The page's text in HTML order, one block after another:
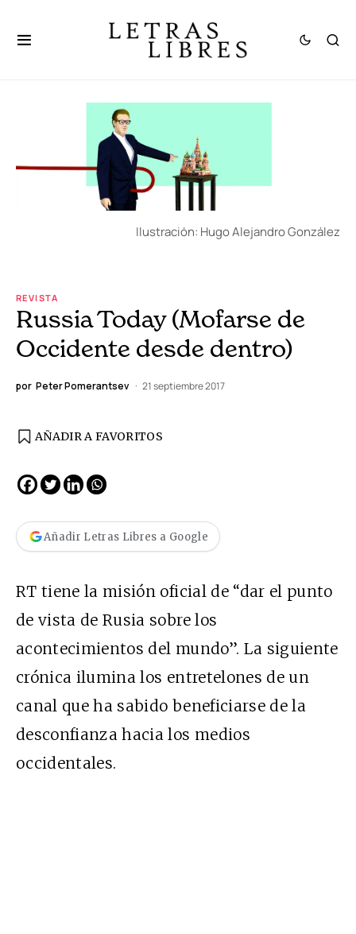
Ilustración: Hugo Alejandro González
REVISTA
Russia Today (Mofarse de
Occidente desde dentro)
por Peter Pomerantsev 21 septiembre 2017
AÑADIR A FAVORITOS
Añadir Letras Libres a Google
RT tiene la misión oficial de “dar el punto
de vista de Rusia sobre los
acontecimientos del mundo”. La siguiente
crónica ilumina los entretelones de un
canal que ha sabido beneficiarse de la
desconfianza hacia los medios
occidentales.